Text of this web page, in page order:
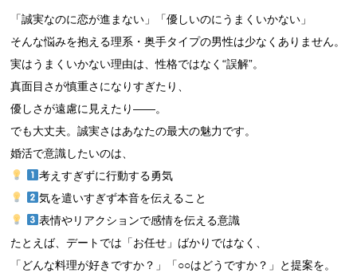
「誠実なのに恋が進まない」「優しいのにうまくいかない」
そんな悩みを抱える理系・奥手タイプの男性は少なくありません。
実はうまくいかない理由は、性格ではなく“誤解”。
真面目さが慎重さになりすぎたり、
優しさが遠慮に見えたり――。
でも大丈夫。誠実さはあなたの最大の魅力です。
婚活で意識したいのは、
考えすぎずに行動する勇気
気を遣いすぎず本音を伝えること
表情やリアクションで感情を伝える意識
たとえば、デートでは「お任せ」ばかりではなく、
「どんな料理が好きですか？」「○○はどうですか？」と提案を。